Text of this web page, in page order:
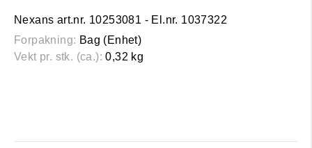
Nexans art.nr. 10253081 - El.nr. 1037322
Forpakning: Bag (Enhet)
Vekt pr. stk. (ca.): 0,32 kg